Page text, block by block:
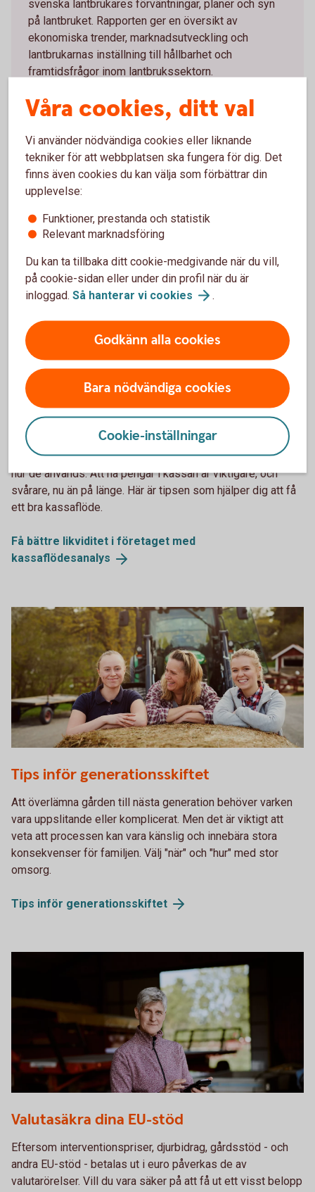
svenska lantbrukares förväntningar, planer och syn
på lantbruket. Rapporten ger en översikt av
ekonomiska trender, marknadsutveckling och
lantbrukarnas inställning till hållbarhet och
framtidsfrågor inom lantbrukssektorn.
Lantbruksbarometern
Fler tips för dig som är
lantbrukare
1132119378
Vikten av att ha ett bra kassaflöde
Utgångspunkten för ett bra kassaflöde i företaget är att få
in pengarna snabbt, behåll dem länge och vara noga med
hur de används. Att ha pengar i kassan är viktigare, och
svårare, nu än på länge. Här är tipsen som hjälper dig att få
ett bra kassaflöde.
Få bättre likviditet i företaget med
kassaflödesanalys
Tips inför generationsskiftet
Att överlämna gården till nästa generation behöver varken
vara uppslitande eller komplicerat. Men det är viktigt att
veta att processen kan vara känslig och innebära stora
konsekvenser för familjen. Välj "när" och "hur" med stor
omsorg.
Tips inför generationsskiftet
Valutasäkra dina EU-stöd
Eftersom interventionspriser, djurbidrag, gårdsstöd - och
andra EU-stöd - betalas ut i euro påverkas de av
valutarörelser. Vill du vara säker på att få ut ett visst belopp
Våra cookies, ditt val
Vi använder nödvändiga cookies eller liknande
tekniker för att webbplatsen ska fungera för dig. Det
finns även cookies du kan välja som förbättrar din
upplevelse:
Funktioner, prestanda och statistik
Relevant marknadsföring
Du kan ta tillbaka ditt cookie-medgivande när du vill,
på cookie-sidan eller under din profil när du är
inloggad. Så hanterar vi cookies .
Godkänn alla cookies
Bara nödvändiga cookies
Cookie-inställningar